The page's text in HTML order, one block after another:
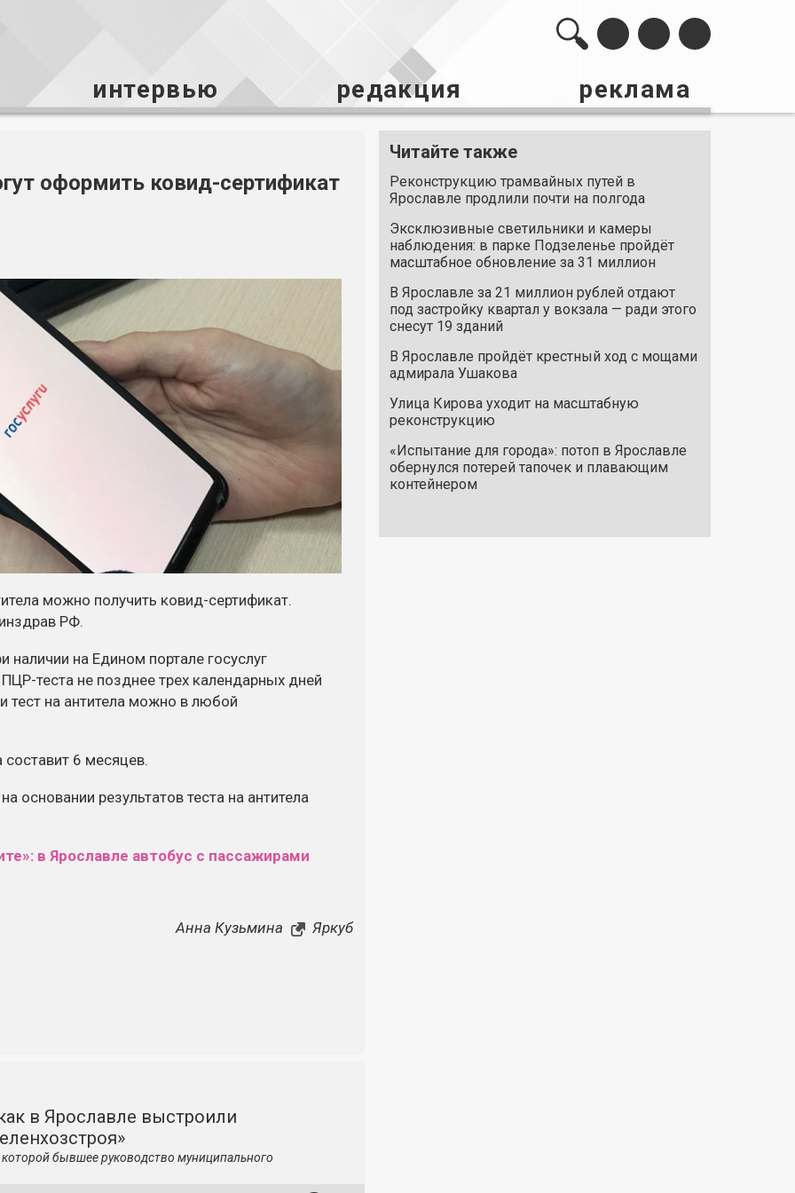
интервью редакция реклама
оформить ковид-сертификат
можно получить ковид-сертификат.
РФ.
на Едином портале госуслуг
теста не позднее трех календарных дней
тест на антитела можно в любой
6 месяцев.
основании результатов теста на антитела
в Ярославле автобус с пассажирами
Анна Кузьмина Яркуб
Читайте также
Реконструкцию трамвайных путей в
Ярославле продлили почти на полгода
Эксклюзивные светильники и камеры
наблюдения: в парке Подзеленье пройдёт
масштабное обновление за 31 миллион
В Ярославле за 21 миллион рублей отдают
под застройку квартал у вокзала — ради этого
снесут 19 зданий
В Ярославле пройдёт крестный ход с мощами
адмирала Ушакова
Улица Кирова уходит на масштабную
реконструкцию
«Испытание для города»: потоп в Ярославле
обернулся потерей тапочек и плавающим
контейнером
в Ярославле выстроили
бывшее руководство муниципального